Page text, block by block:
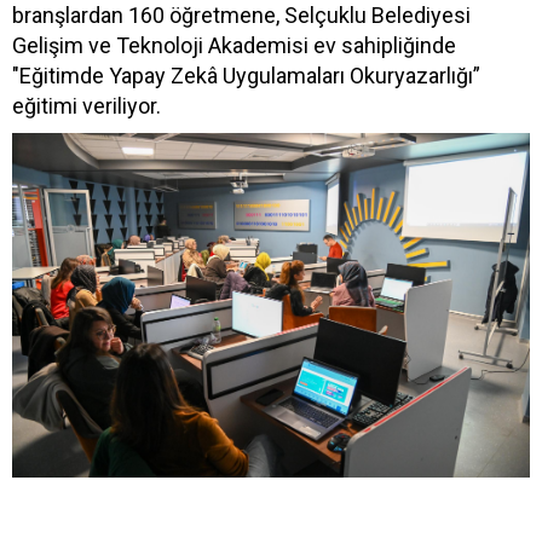
branşlardan 160 öğretmene, Selçuklu Belediyesi
Gelişim ve Teknoloji Akademisi ev sahipliğinde
"Eğitimde Yapay Zekâ Uygulamaları Okuryazarlığı”
eğitimi veriliyor.